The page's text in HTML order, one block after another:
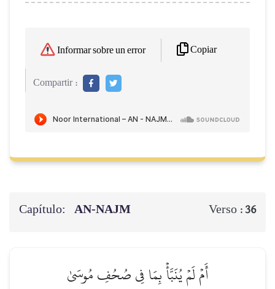
Informar sobre un error Copiar
Compartir :
Capítulo: AN-NAJM Verso :36
أَمۡ لَمۡ يُنَبَّأۡ بِمَا فِي صُحُفِ مُوسَىٰ